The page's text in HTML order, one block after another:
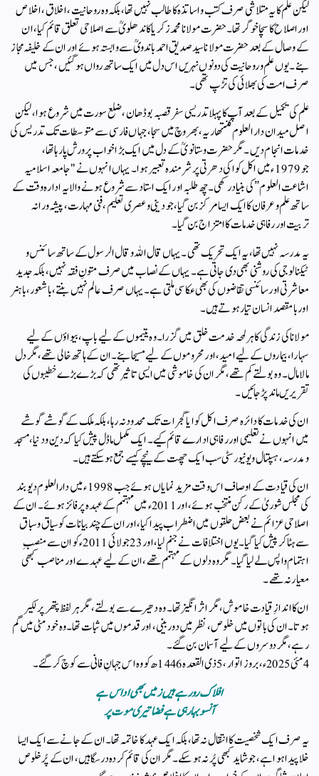
لیکن علم کا یہ متلاشی صرف کتب و اساتذہ کا طالب نہیں تھا، بلکہ وہ روحانیت، اخلاق، اخلاص
اور اصلاح کا سچا خوگر تھا۔ حضرت مولانا محمد زکریا کاندھلویؒ سے اصلاحی تعلق قائم کیا، ان
کے وصال کے بعد حضرت مولانا سید صدیق احمد باندویؒ سے وابستہ ہوئے اور ان کے خلیفہ مجاز
بنے۔ یوں علم و روحانیت کی دونوں نہریں اس دل میں ایک ساتھ رواں ہو گئیں، جس میں
صرف امت کی بھلائی کی تڑپ تھی۔
علم کی تکمیل کے بعد آپ کا پہلا تدریسی سفر قصبہ بوڈھان، ضلع سورت میں شروع ہوا، لیکن
اصل میدان دارالعلوم کنتھاریہ، بھروچ میں سجا، جہاں فارسی سے متوسطات تک تدریس کی
خدمات انجام دیں۔ مگر حضرت وستانویؒ کے دل میں ایک بڑا خواب پرورش پا رہا تھا،
جو 1979ء میں اکل کوا کی دھرتی پر شرمندہ تعبیر ہوا۔ یہاں انہوں نے "جامعہ اسلامیہ
اشاعت العلوم” کی بنیاد رکھی۔ چھ طلبہ اور ایک استاد سے شروع ہونے والا یہ ادارہ وقت کے
ساتھ علم و عرفان کا ایک ایسا مرکز بن گیا، جو دینی و عصری تعلیم، فنی مہارت، پیشہ ورانہ
تربیت اور رفاہی خدمات کا امتزاج بن گیا۔
یہ مدرسہ نہیں تھا، یہ ایک تحریک تھی۔ یہاں قال اللہ و قال الرسول کے ساتھ سائنس و
ٹیکنالوجی کی روشنی بھی دی جاتی ہے۔ یہاں کے نصاب میں صرف متونِ فقہ نہیں، بلکہ جدید
معاشرتی اور سائنسی تقاضوں کی بھی عکاسی ملتی ہے۔ یہاں صرف عالم نہیں بنتے، باشعور، باہنر
اور بامقصد انسان تیار ہوتے ہیں۔
مولانا کی زندگی کا ہر لمحہ خدمت خلق میں گزرا۔ وہ یتیموں کے لیے باپ، بیواؤں کے لیے
سہارا، بیماروں کے لیے امید، اور محروموں کے لیے مسیحا بنے۔ ان کے ہاتھ خالی تھے، مگر دل
مالا مال۔ وہ بولتے کم تھے، مگر ان کی خاموشی میں ایسی تاثیر تھی کہ بڑے بڑے خطیبوں کی
تقریریں ماند پڑ جائیں۔
ان کی خدمات کا دائرہ صرف اکل کوا یا گجرات تک محدود نہ رہا، بلکہ ملک کے گوشے گوشے
میں انہوں نے تعلیمی اور رفاہی ادارے قائم کیے۔ ایک مکمل ماڈل پیش کیا کہ دین و دنیا، مسجد
و مدرسہ، ہسپتال و یونیورسٹی سب ایک چھت کے نیچے کیسے جمع ہو سکتے ہیں۔
ان کی قیادت کے اوصاف اس وقت مزید نمایاں ہوئے جب 1998ء میں دارالعلوم دیوبند
کی مجلس شوریٰ کے رکن منتخب ہوئے، اور 2011ء میں مہتمم کے عہدہ پر فائز ہوئے۔ ان کے
اصلاحی عزائم نے بعض حلقوں میں اضطراب پیدا کیا، اور ان کے چند بیانات کو سیاق و سباق
سے ہٹا کر پیش کیا گیا۔ یوں اختلافات نے جنم لیا، اور 23 جولائی 2011ء کو ان سے منصبِ
اہتمام واپس لے لیا گیا۔ مگر وہ دلوں کے مہتمم تھے، ان کے لیے عہدے اور مناصب کبھی
معیار نہ تھے۔
ان کا اندازِ قیادت خاموش، مگر اثر انگیز تھا۔ وہ دھیرے سے بولتے، مگر ہر لفظ پتھر پر لکیر
ہوتا۔ ان کی باتوں میں خلوص، نظر میں دوربینی، اور قدموں میں ثبات تھا۔ وہ خود مٹی میں گم
رہے، مگر دوسروں کے لیے آسمان بن گئے۔
4 مئی 2025ء، بروز اتوار، 5 ذی القعدہ 1446ھ کو وہ اس جہانِ فانی سے کوچ کر گئے۔
افلاک رو رہے ہیں زمیں بھی اداس ہے
آنسو بہا رہی ہے فضا تیری موت پر
یہ صرف ایک شخصیت کا انتقال نہ تھا، بلکہ ایک عہد کا خاتمہ تھا۔ ان کے جانے سے ایک ایسا
خلا پیدا ہوا ہے، جو شاید کبھی پُر نہ ہو سکے۔ مگر ان کی قائم کردہ درسگاہیں، ان کے پُرخلوص